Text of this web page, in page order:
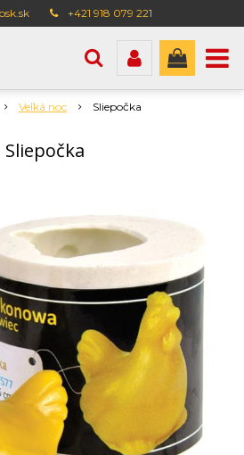
+421 918 079 221
Veľká noc Sliepočka
Sliepočka